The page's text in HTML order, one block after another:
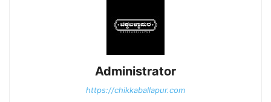
Administrator
https://chikkaballapur.com